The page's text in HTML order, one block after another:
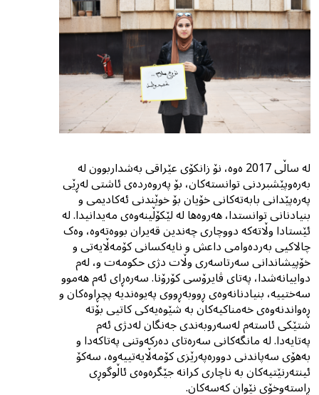
لە ساڵی 2017 ەوە، نۆ زانکۆی عێراقی بەشداربوون لە
بەرەوپێشبردنی توانستەکان، بۆ پەروەردەی ئاشتی لەڕێی
پەرەپێدانی بابەتەکانى خۆیان بۆ خوێندنى ئەکادیمی و
بنیادنانی توانستدا، هەروەها لە لێکۆڵینەوەی مەیدانیدا. لە
ئێستادا وڵاتەکە دووچارى چەندین قەیران بووەتەوە، وەک
چالاکیی بەردەوامی داعش و نایەکسانی کۆمەڵایەتی و
خۆپیشاندانی سەرتاسەری وڵات دژی حکومەت و، لەم
دواییانەشدا، پەتای ڤایرۆسی کۆرۆنا. سەرەڕاى ئەم هەموو
سەختییە، بنیادنانەوەی ڕووبەڕووى پەیوەندیە پچڕاوەکان و
ڕەواندنەوەى خەمناکیەکان بە شێوەیەکی کاتیی بۆتە
شتێکی ئاستەم لەسەروبەندى جەنگان لەدژی ئەم
پەتایەدا. لە مانگەکانى سەرەتاى دەرکەوتنى پەتاکەدا و
بەهۆی سەپاندنی دوورەپەرێزی کۆمەڵایەتییەوە، سەکۆ
ئینتەرنێتیەکان بە ناچاری کرانە جێگرەوەی ئاڵوگوڕى
ڕاستەوخۆى نێوان کەسەکان.